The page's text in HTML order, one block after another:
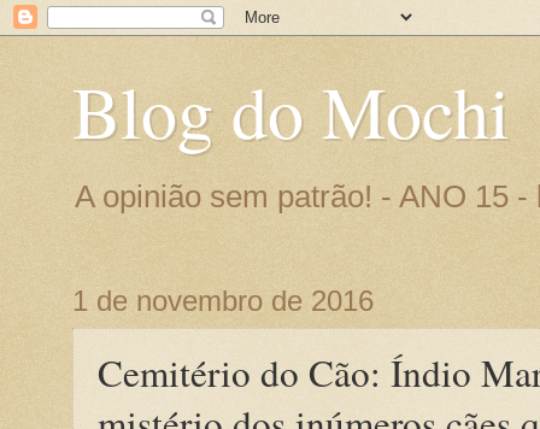
Blog do Mochi
A opinião sem patrão! - ANO 15
1 de novembro de 2016
Cemitério do Cão: Índio